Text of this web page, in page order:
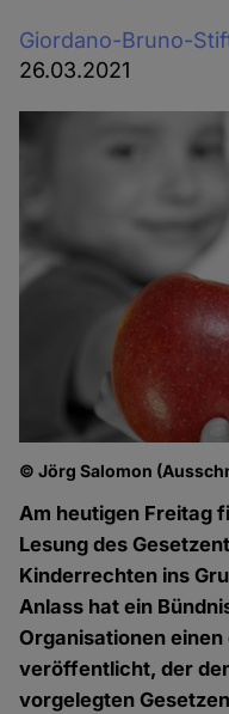
Giordano-Bruno-
26.03.2021
© Jörg Salomon
Am heutigen Freitag
Lesung des
Kinderrechten ins
Anlass hat ein
Organisationen
veröffentlicht, der
vorgelegten